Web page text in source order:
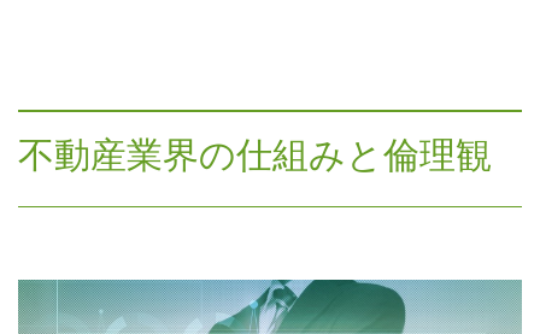
不動産業界の仕組みと倫理観